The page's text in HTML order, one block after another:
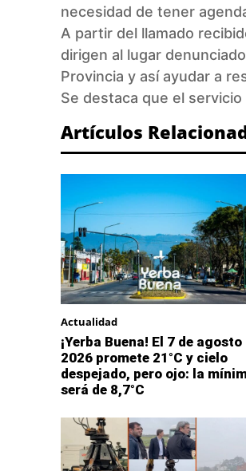
necesidad de tener
A partir del llamado
dirigen al lugar
Provincia y así ayudar a
Se destaca que el
Artículos
Actualidad
¡Yerba Buena! El 7 de agosto
2026 promete 21°C y cielo
despejado, pero ojo: la
será de 8,7°C